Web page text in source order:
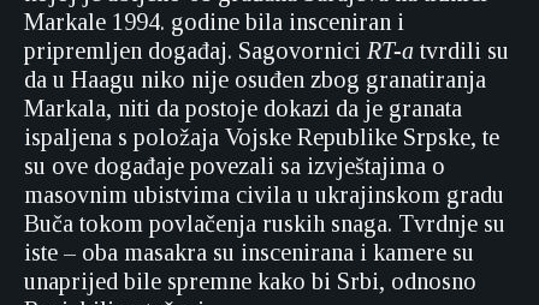
Markale 1994. godine bila insceniran i
pripremljen događaj. Sagovornici RT-a tvrdili su
da u Haagu niko nije osuđen zbog granatiranja
Markala, niti da postoje dokazi da je granata
ispaljena s položaja Vojske Republike Srpske, te
su ove događaje povezali sa izvještajima o
masovnim ubistvima civila u ukrajinskom gradu
Buča tokom povlačenja ruskih snaga. Tvrdnje su
iste – oba masakra su inscenirana i kamere su
unaprijed bile spremne kako bi Srbi, odnosno